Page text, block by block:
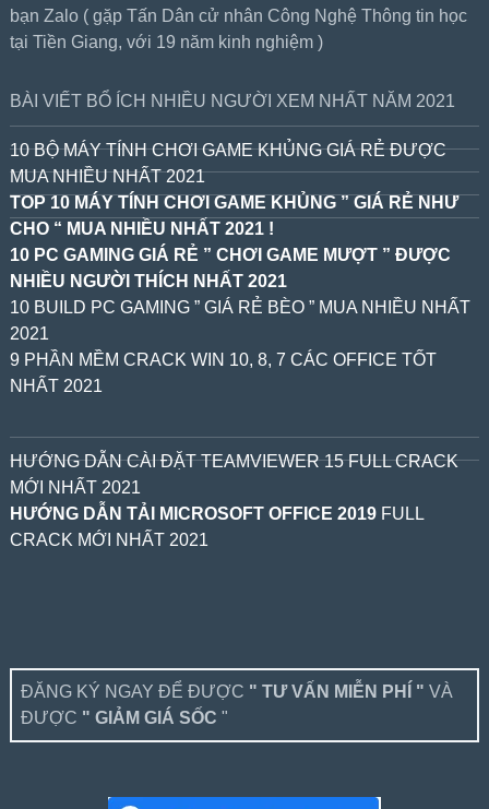
bạn Zalo ( gặp Tấn Dân cử nhân Công Nghệ Thông tin học
tại Tiền Giang, với 19 năm kinh nghiệm )
BÀI VIẾT BỔ ÍCH NHIỀU NGƯỜI XEM NHẤT NĂM 2021
10 BỘ MÁY TÍNH CHƠI GAME KHỦNG GIÁ RẺ ĐƯỢC
MUA NHIỀU NHẤT 2021
TOP 10 MÁY TÍNH CHƠI GAME KHỦNG ” GIÁ RẺ NHƯ
CHO “ MUA NHIỀU NHẤT 2021 !
10 PC GAMING GIÁ RẺ ” CHƠI GAME MƯỢT ” ĐƯỢC
NHIỀU NGƯỜI THÍCH NHẤT 2021
10 BUILD PC GAMING ” GIÁ RẺ BÈO ” MUA NHIỀU NHẤT
2021
9 PHẦN MỀM CRACK WIN 10, 8, 7 CÁC OFFICE TỐT
NHẤT 2021
HƯỚNG DẪN CÀI ĐẶT TEAMVIEWER 15 FULL CRACK
MỚI NHẤT 2021
HƯỚNG DẪN TẢI MICROSOFT OFFICE 2019FULL
CRACK MỚI NHẤT 2021
ĐĂNG KÝ NGAY ĐỂ ĐƯỢC " TƯ VẤN MIỄN PHÍ " VÀ
ĐƯỢC " GIẢM GIÁ SỐC "